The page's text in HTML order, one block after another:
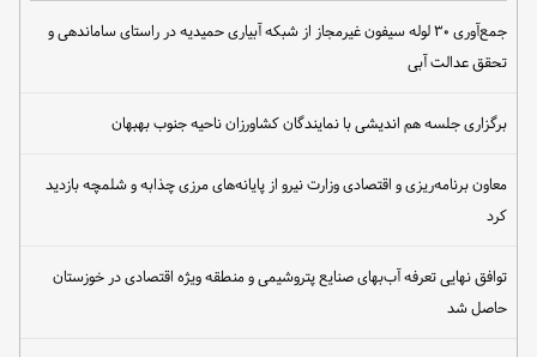
جمع‌آوری ۳۰ لوله سیفون غیرمجاز از شبکه آبیاری حمیدیه در راستای ساماندهی و
تحقق عدالت آبی
برگزاری جلسه هم اندیشی با نمایندگان کشاورزان ناحیه جنوب بهبهان
معاون برنامه‌ریزی و اقتصادی وزارت نیرو از پایانه‌های مرزی چذابه و شلمچه بازدید
کرد
توافق نهایی تعرفه آب‌بهای صنایع پتروشیمی و منطقه ویژه اقتصادی در خوزستان
حاصل شد